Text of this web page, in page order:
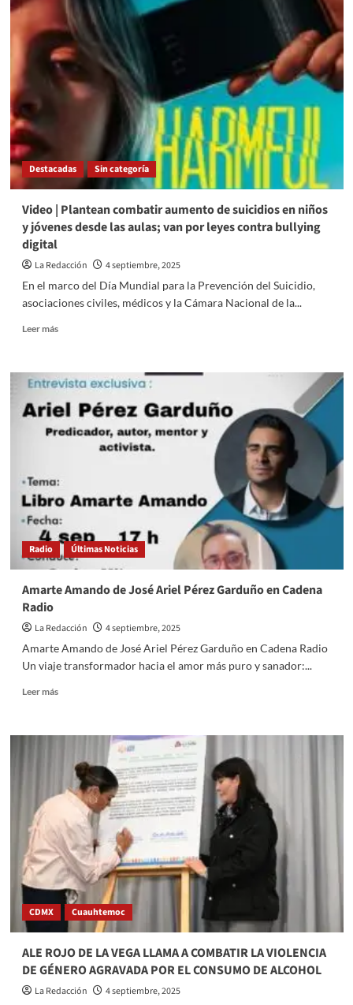
arruina
Navidad
2025
en
Estados
Unidos?
Destacadas Sin categoría
Video | Plantean combatir aumento de suicidios en niños
y jóvenes desde las aulas; van por leyes contra bullying
digital
La Redacción
4 septiembre, 2025
En el marco del Día Mundial para la Prevención del Suicidio,
asociaciones civiles, médicos y la Cámara Nacional de la...
Leer másRead
Video
|
Plantean
combatir
aumento
y
jóvenes
desde
aulas;
por
contra
digital
Radio Últimas Noticias
Amarte Amando de José Ariel Pérez Garduño en Cadena
Radio
La Redacción
4 septiembre, 2025
Amarte Amando de José Ariel Pérez Garduño en Cadena Radio
Un viaje transformador hacia el amor más puro y sanador:...
Leer másRead
Amarte
José
Ariel
Garduño
en
Cadena
Radio
CDMX Cuauhtemoc
ALE ROJO DE LA VEGA LLAMA A COMBATIR LA VIOLENCIA
DE GÉNERO AGRAVADA POR EL CONSUMO DE ALCOHOL
La Redacción
4 septiembre, 2025